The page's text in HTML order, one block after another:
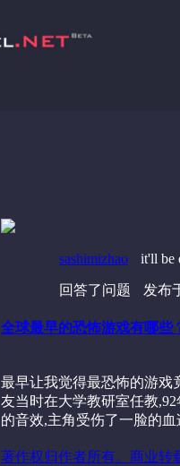
sashimizhao it'll be
回答了问题 发布
全球最早的恐怖游戏有哪些
最早让我觉得最恐怖的游戏
友当时在大学教研室任教
的音效,主角受伤了一脸的
著作权归作者所有。商业转